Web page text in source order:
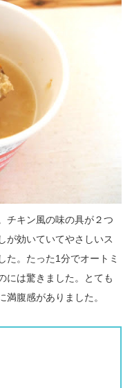
チキン風の味の具が２つ
が効いていてやさしいス
た。たった1分でオートミ
には驚きました。とても
腹感がありました。